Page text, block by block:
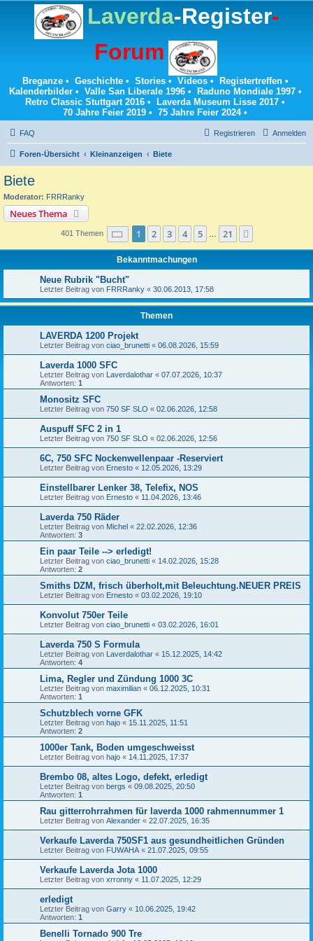
Laverda-Register-
Forum
Breganze• Geschichte• Stories• Videos• Registertreffen•
Kalenderbilder• Valle San Liberale 1996• Raduno Mondiale 1997•
Retro Classic Stuttgart 2016 • Laverda Museum Lisse 2017 •
70 Jahre Feier 2019 • 75 Jahre Feier 2024•
FAQ Anmelden
Registrieren
Foren-Übersicht Kleinanzeigen Biete
Biete
Moderator: FRRRanky
Neues Thema
401 Themen Seite 1von 21
1 2 3 4 5 21
Bekanntmachungen
Neue Rubrik "Bucht"
Letzter Beitrag von FRRRanky « 30.06.2013, 17:58
Themen
LAVERDA 1200 Projekt
Letzter Beitrag von ciao_brunetti « 06.08.2026, 15:59
Laverda 1000 SFC
Letzter Beitrag von Laverdalothar « 07.07.2026, 10:37
Antworten: 1
Monositz SFC
Letzter Beitrag von 750 SF SLO « 02.06.2026, 12:58
Auspuff SFC 2 in 1
Letzter Beitrag von 750 SF SLO « 02.06.2026, 12:56
6C, 750 SFC Nockenwellenpaar -Reserviert
Letzter Beitrag von Ernesto « 12.05.2026, 13:29
Einstellbarer Lenker 38, Telefix, NOS
Letzter Beitrag von Ernesto « 11.04.2026, 13:46
Laverda 750 Räder
Letzter Beitrag von Michel « 22.02.2026, 12:36
Antworten: 3
Ein paar Teile --> erledigt!
Letzter Beitrag von ciao_brunetti « 14.02.2026, 15:28
Antworten: 2
Smiths DZM, frisch überholt,mit Beleuchtung.NEUER PREIS
Letzter Beitrag von Ernesto « 03.02.2026, 19:10
Konvolut 750er Teile
Letzter Beitrag von ciao_brunetti « 03.02.2026, 16:01
Laverda 750 S Formula
Letzter Beitrag von Laverdalothar « 15.12.2025, 14:42
Antworten: 4
Lima, Regler und Zündung 1000 3C
Letzter Beitrag von maximilian « 06.12.2025, 10:31
Antworten: 1
Schutzblech vorne GFK
Letzter Beitrag von hajo « 15.11.2025, 11:51
Antworten: 2
1000er Tank, Boden umgeschweisst
Letzter Beitrag von hajo « 14.11.2025, 17:37
Brembo 08, altes Logo, defekt, erledigt
Letzter Beitrag von bergs « 09.08.2025, 20:50
Antworten: 1
Rau gitterrohrrahmen für laverda 1000 rahmennummer 1
Letzter Beitrag von Alexander « 22.07.2025, 16:35
Verkaufe Laverda 750SF1 aus gesundheitlichen Gründen
Letzter Beitrag von FUWAHA « 21.07.2025, 09:55
Verkaufe Laverda Jota 1000
Letzter Beitrag von xrronny « 11.07.2025, 12:29
erledigt
Letzter Beitrag von Garry « 10.06.2025, 19:42
Antworten: 1
Benelli Tornado 900 Tre